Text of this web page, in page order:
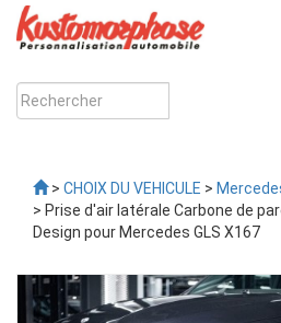
> CHOIX DU VEHICULE >
> Prise d'air latérale Carbone de
Design pour Mercedes GLS X167